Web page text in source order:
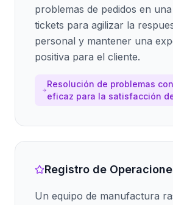
problemas de pedidos en
tickets para agilizar la
personal y mantener una
positiva para el cliente.
Resolución de problemas
eficaz para la satisfacción
Registro de
Un equipo de manufactura